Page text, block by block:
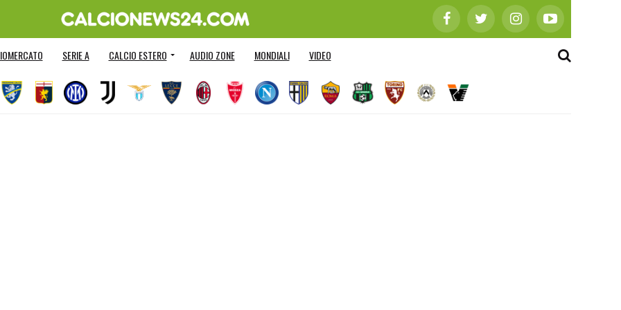
SERIE A CALCIO ESTERO AUDIO ZONE MONDIALI VIDEO